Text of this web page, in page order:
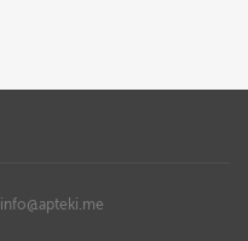
info@apteki.me